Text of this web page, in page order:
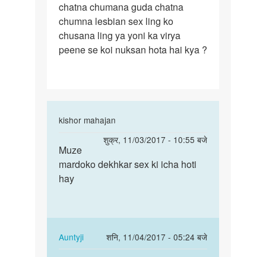
hu
ki
jab
chatna chumana guda chatna
chumna lesbian sex ling ko
chusana ling ya yoni ka virya
peene se koi nuksan hota hai kya ?
kishor mahajan
शुक्र, 11/03/2017 - 10:55 बजे
to
Mujhe
aur
by
Dev
Muze
mardoko
dekhkar
Muze
mardoko dekhkar sex ki icha hoti
hay
Auntyji
शनि, 11/04/2017 - 05:24 बजे
In
reply